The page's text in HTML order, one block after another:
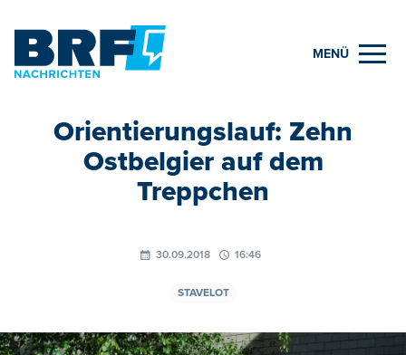
MENÜ
Orientierungslauf: Zehn
Ostbelgier auf dem
Treppchen
30.09.2018 16:46
STAVELOT